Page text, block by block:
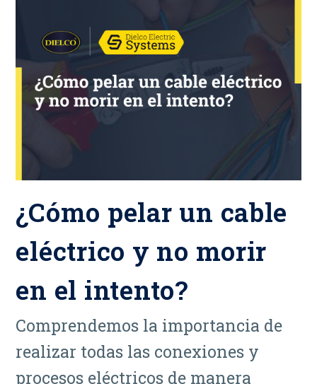
Buscar
¿Cómo pelar un cable
eléctrico y no morir
en el intento?
Comprendemos la importancia de
realizar todas las conexiones y
procesos eléctricos de manera